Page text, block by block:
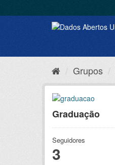
Grupos
Graduação
Seguidores
3